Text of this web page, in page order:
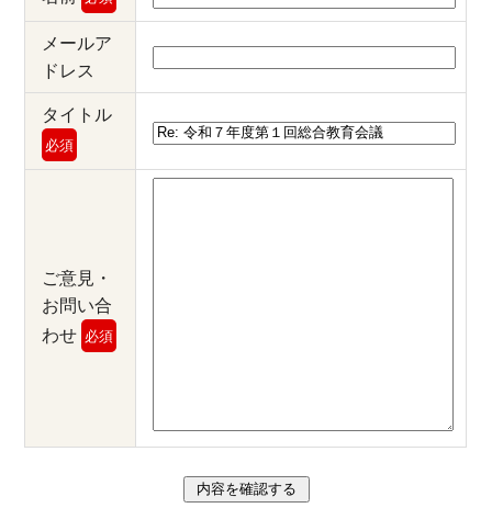
メールア
ドレス
タイトル
必須
ご意見・
お問い合
わせ 必須